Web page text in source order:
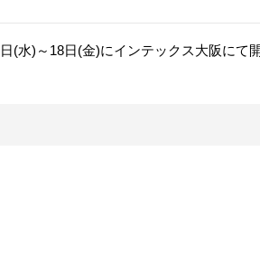
(水)～18日(金)にインテックス大阪にて